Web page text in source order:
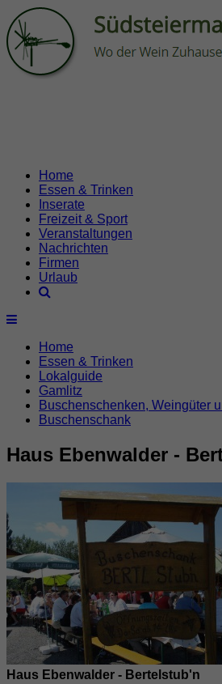
Home
Essen & Trinken
Inserate
Freizeit & Sport
Veranstaltungen
Nachrichten
Firmen
Urlaub
Home
Essen & Trinken
Lokalguide
Gamlitz
Buschenschenken, Weingüter
Buschenschank
Haus Ebenwalder -
Haus Ebenwalder - Bertelstub'n